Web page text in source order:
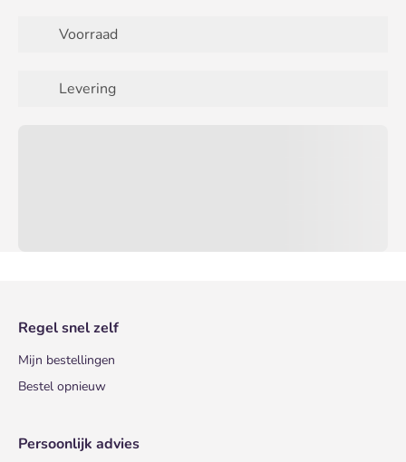
Voorraad
Levering
Regel snel zelf
Mijn bestellingen
Bestel opnieuw
Persoonlijk advies